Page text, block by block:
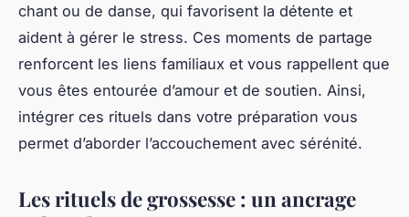
chant ou de danse, qui favorisent la détente et
aident à gérer le stress. Ces moments de partage
renforcent les liens familiaux et vous rappellent que
vous êtes entourée d’amour et de soutien. Ainsi,
intégrer ces rituels dans votre préparation vous
permet d’aborder l’accouchement avec sérénité.
Les rituels de grossesse : un ancrage